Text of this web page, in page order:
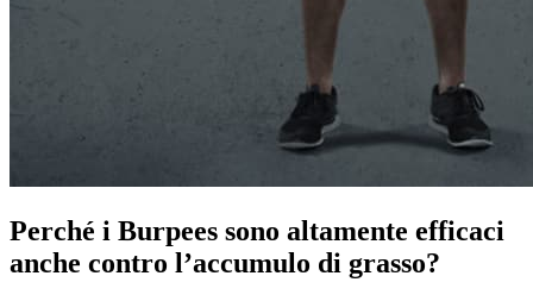
Perché i Burpees sono altamente efficaci
anche contro l’accumulo di grasso?